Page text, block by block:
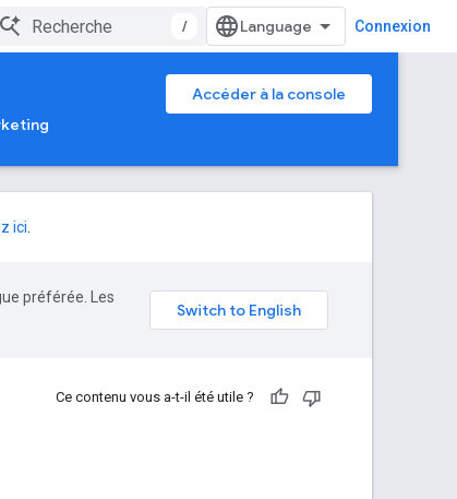
/ Connexion
Accéder à la console
ici
préférée. Les
Ce contenu vous a-t-il été utile ?